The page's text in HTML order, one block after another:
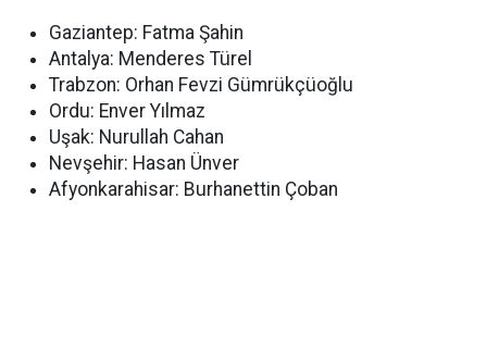
Gaziantep: Fatma Şahin
Antalya: Menderes Türel
Trabzon: Orhan Fevzi Gümrükçüoğlu
Ordu: Enver Yılmaz
Uşak: Nurullah Cahan
Nevşehir: Hasan Ünver
Afyonkarahisar: Burhanettin Çoban